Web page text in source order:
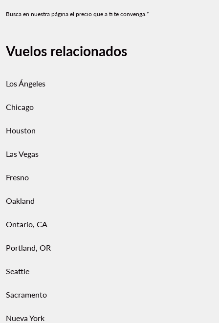
Busca en nuestra página el precio que a ti te convenga.*
Vuelos relacionados
Los Ángeles
Chicago
Houston
Las Vegas
Fresno
Oakland
Ontario, CA
Portland, OR
Seattle
Sacramento
Nueva York